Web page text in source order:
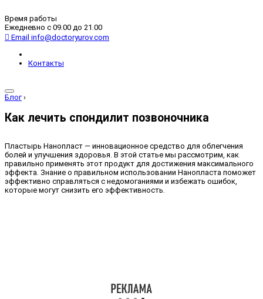
Время работы
Ежедневно с 09.00 до 21.00
Email info@doctoryurov.com
Контакты
Блог ›
Как лечить спондилит позвоночника
Пластырь Нанопласт — инновационное средство для облегчения
болей и улучшения здоровья. В этой статье мы рассмотрим, как
правильно применять этот продукт для достижения максимального
эффекта. Знание о правильном использовании Нанопласта поможет
эффективно справляться с недомоганиями и избежать ошибок,
которые могут снизить его эффективность.